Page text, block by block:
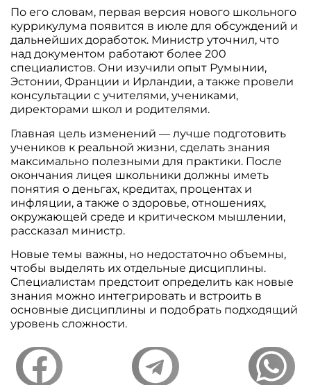
По его словам, первая версия нового школьного
куррикулума появится в июле для обсуждений и
дальнейших доработок. Министр уточнил, что
над документом работают более 200
специалистов. Они изучили опыт Румынии,
Эстонии, Франции и Ирландии, а также провели
консультации с учителями, учениками,
директорами школ и родителями.
Главная цель изменений — лучше подготовить
учеников к реальной жизни, сделать знания
максимально полезными для практики. После
окончания лицея школьники должны иметь
понятия о деньгах, кредитах, процентах и
инфляции, а также о здоровье, отношениях,
окружающей среде и критическом мышлении,
рассказал министр.
Новые темы важны, но недостаточно объемны,
чтобы выделять их отдельные дисциплины.
Специалистам предстоит определить как новые
знания можно интегрировать и встроить в
основные дисциплины и подобрать подходящий
уровень сложности.